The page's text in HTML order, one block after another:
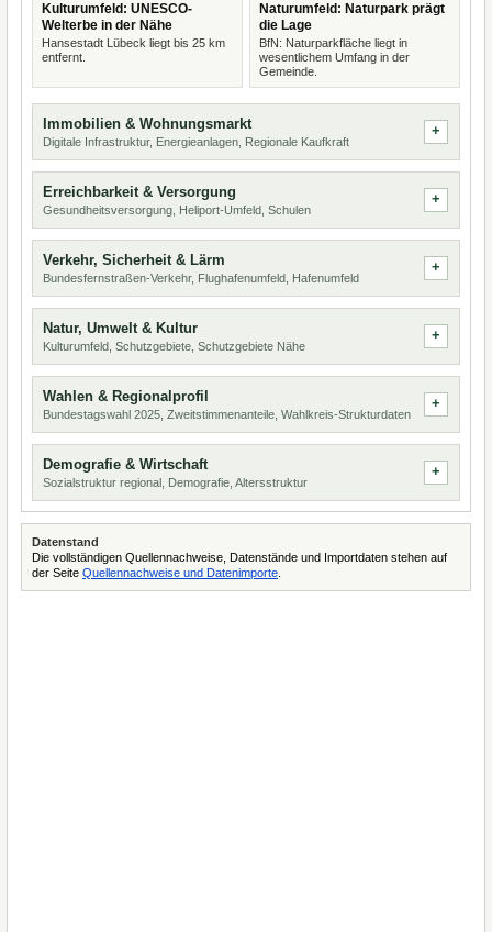
Kulturumfeld: UNESCO-
Welterbe in der Nähe
Hansestadt Lübeck liegt bis 25 km
entfernt.
Naturumfeld: Naturpark prägt
die Lage
BfN: Naturparkfläche liegt in
wesentlichem Umfang in der
Gemeinde.
Immobilien & Wohnungsmarkt
Digitale Infrastruktur, Energieanlagen, Regionale Kaufkraft
Erreichbarkeit & Versorgung
Gesundheitsversorgung, Heliport-Umfeld, Schulen
Verkehr, Sicherheit & Lärm
Bundesfernstraßen-Verkehr, Flughafenumfeld, Hafenumfeld
Natur, Umwelt & Kultur
Kulturumfeld, Schutzgebiete, Schutzgebiete Nähe
Wahlen & Regionalprofil
Bundestagswahl 2025, Zweitstimmenanteile, Wahlkreis-Strukturdaten
Demografie & Wirtschaft
Sozialstruktur regional, Demografie, Altersstruktur
Datenstand
Die vollständigen Quellennachweise, Datenstände und Importdaten stehen auf
der Seite Quellennachweise und Datenimporte